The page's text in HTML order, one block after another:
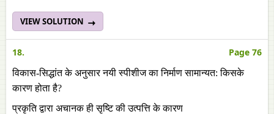
VIEW SOLUTION
18. Page 76
विकास-सिद्धांत के अनुसार नयी स्पीशीज का निर्माण सामान्यत: किसके
कारण होता है?
प्रकृति द्वारा अचानक ही सृष्टि की उत्पत्ति के कारण